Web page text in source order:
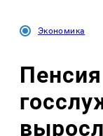
Экономика